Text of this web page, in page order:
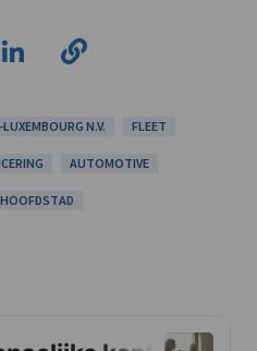
N.V. FLEET
AUTOMOTIVE